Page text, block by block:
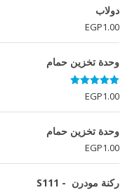
دولاب
EGP1.00
وحدة تخزين حمام
تم التقييم
5.00
من 5
EGP1.00
وحدة تخزين حمام
EGP1.00
ركنة مودرن - S111